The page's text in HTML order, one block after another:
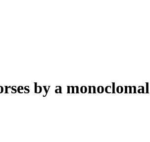
by a monoclomal